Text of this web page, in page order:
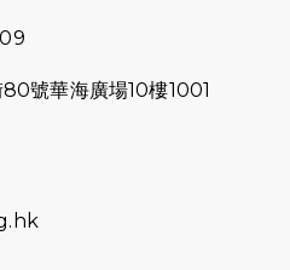
隊恆常練習 - 7月9日（19:00
始）
號華海廣場10樓1001